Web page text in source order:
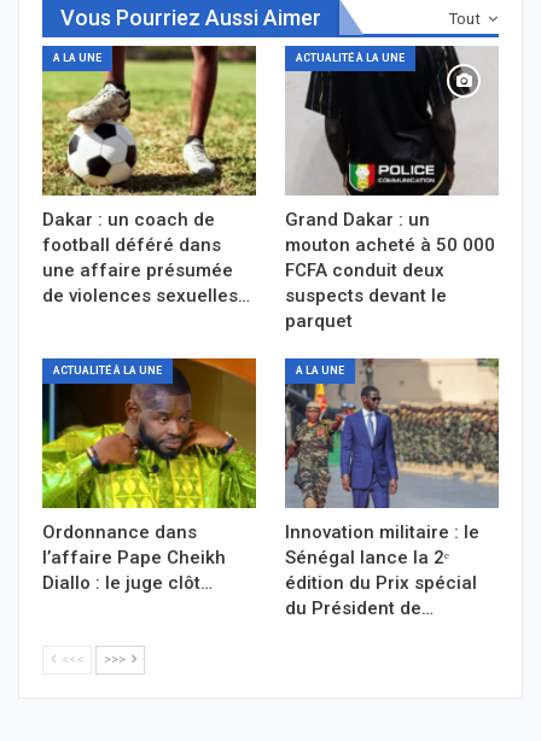
Tout
Vous Pourriez Aussi Aimer
A LA UNE
Dakar : un coach de
football déféré dans
une affaire présumée
de violences sexuelles…
ACTUALITÉ À LA UNE
Grand Dakar : un
mouton acheté à 50 000
FCFA conduit deux
suspects devant le
parquet
ACTUALITÉ À LA UNE
Ordonnance dans
l’affaire Pape Cheikh
Diallo : le juge clôt…
A LA UNE
Innovation militaire : le
Sénégal lance la 2ᵉ
édition du Prix spécial
du Président de…
<<< >>>